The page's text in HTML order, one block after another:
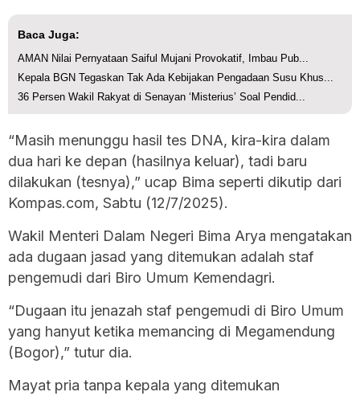
Baca Juga:
AMAN Nilai Pernyataan Saiful Mujani Provokatif, Imbau Pub...
Kepala BGN Tegaskan Tak Ada Kebijakan Pengadaan Susu Khus...
36 Persen Wakil Rakyat di Senayan ‘Misterius’ Soal Pendid...
“Masih menunggu hasil tes DNA, kira-kira dalam
dua hari ke depan (hasilnya keluar), tadi baru
dilakukan (tesnya),” ucap Bima seperti dikutip dari
Kompas.com, Sabtu (12/7/2025).
Wakil Menteri Dalam Negeri Bima Arya mengatakan
ada dugaan jasad yang ditemukan adalah staf
pengemudi dari Biro Umum Kemendagri.
“Dugaan itu jenazah staf pengemudi di Biro Umum
yang hanyut ketika memancing di Megamendung
(Bogor),” tutur dia.
Mayat pria tanpa kepala yang ditemukan